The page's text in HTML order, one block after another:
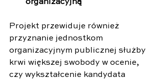
organizacyjną
Projekt przewiduje również
przyznanie jednostkom
organizacyjnym publicznej służby
krwi większej swobody w ocenie,
czy wykształcenie kandydata